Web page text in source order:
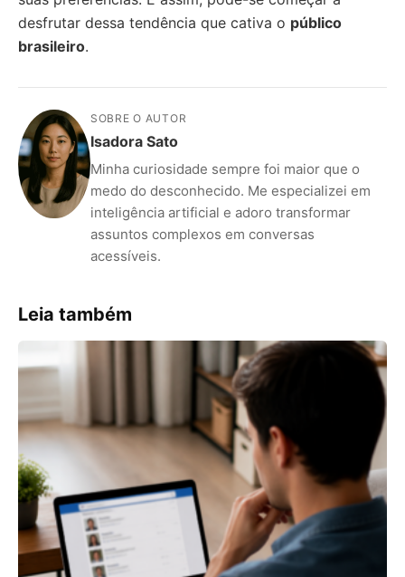
desfrutar dessa tendência que cativa o público
brasileiro.
SOBRE O AUTOR
Isadora Sato
Minha curiosidade sempre foi maior que o
medo do desconhecido. Me especializei em
inteligência artificial e adoro transformar
assuntos complexos em conversas
acessíveis.
Leia também